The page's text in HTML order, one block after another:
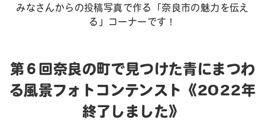
みなさんからの投稿写真で作る「奈良市の魅力を伝え
る」コーナーです！
第６回奈良の町で見つけた青にまつわ
る風景フォトコンテンスト《2022年
終了しました》